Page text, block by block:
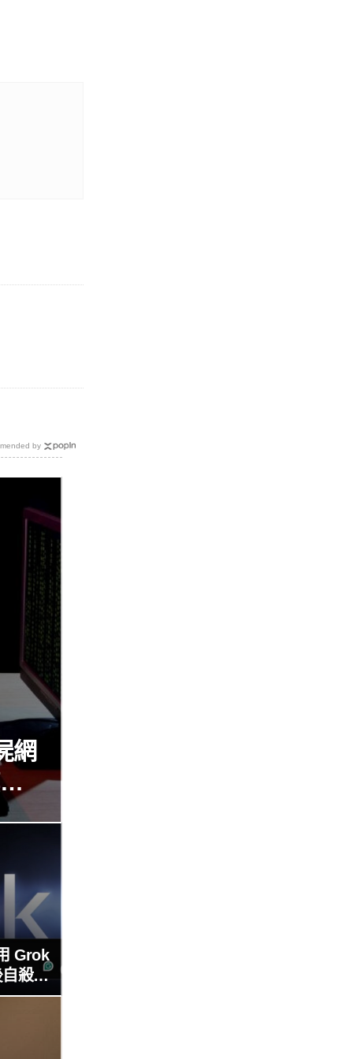
網
Grok
殺，
方遭
by